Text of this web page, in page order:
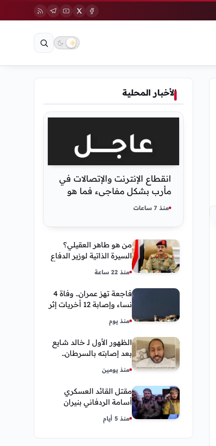
الأخبار المحلية
انقطاع الإنترنت والإتصالات في
مأرب بشكل مفاجيء فما هو
سبب ذلك
منذ 7 ساعات
من هو طاهر العقيلي؟
السيرة الذاتية لوزير الدفاع
مناصبه
منذ 22 ساعة
فاجعة تهز عمران.. وفاة 4
نساء وإصابة 12 أخريات إثر
اجتماعية
منذ يوم
الظهور الأول لـ خالد شايع
بعد إصابته بالسرطان..
رحلة العلاج
منذ يومين
مقتل القائد العسكري
أسامة الردفاني بنيران
مسلحين مجهولين في
مديرية العبر
منذ 5 أيام